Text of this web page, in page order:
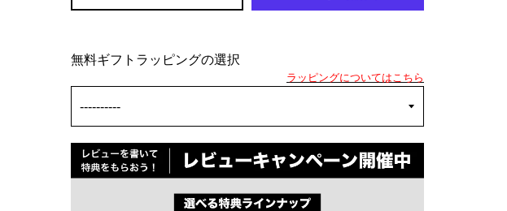
無料ギフトラッピングの選択
ラッピングについてはこちら